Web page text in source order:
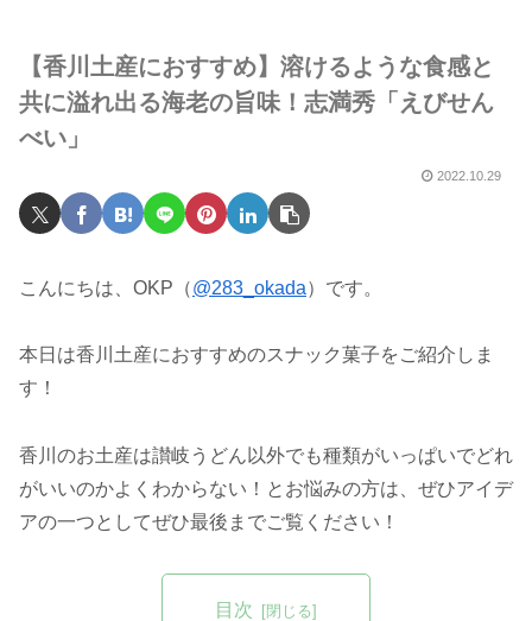
【香川土産におすすめ】溶けるような食感と
共に溢れ出る海老の旨味！志満秀「えびせん
べい」
2022.10.29
こんにちは、OKP（@283_okada）です。
本日は香川土産におすすめのスナック菓子をご紹介しま
す！
香川のお土産は讃岐うどん以外でも種類がいっぱいでどれ
がいいのかよくわからない！とお悩みの方は、ぜひアイデ
アの一つとしてぜひ最後までご覧ください！
目次